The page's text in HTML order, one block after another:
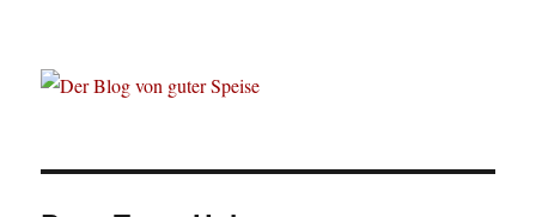
Der Blog von guter Speise